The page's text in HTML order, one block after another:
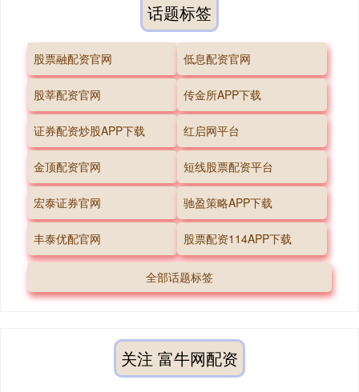
话题标签
股票融配资官网 低息配资官网
股莘配资官网 传金所APP下载
证券配资炒股APP下载 红启网平台
金顶配资官网 短线股票配资平台
宏泰证券官网 驰盈策略APP下载
丰泰优配官网 股票配资114APP下载
全部话题标签
关注 富牛网配资